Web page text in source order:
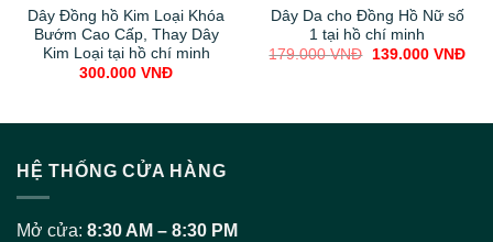
Dây Đồng hồ Kim Loại Khóa
Bướm Cao Cấp, Thay Dây
Kim Loại tại hồ chí minh
300.000 VNĐ
Dây Da cho Đồng Hồ Nữ số
1 tại hồ chí minh
179.000VNĐ
Original
139.000 VNĐ
HỆ THỐNG CỬA HÀNG
Mở cửa: 8:30 AM – 8:30 PM